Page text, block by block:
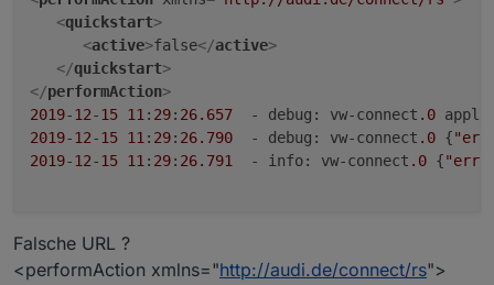
<quickstart>
<active>false</active>
</quickstart>
</performAction>
2019-12-15 11 : 29: 26.657
  -
debug : vw-connect .0
2019-12-15 11 : 29: 26.790
  -
debug : vw-connect .0 {
2019-12-15 11 : 29: 26.791
  -
info: vw-connect .0 {
Falsche URL ?
<performAction xmlns="http://audi.de/connect/rs">